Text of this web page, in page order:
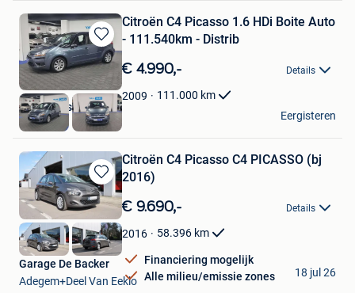
Bewaren
in
Mijn
Favorieten
Citroën C4 Picasso 1.6 HDi Boite Auto
- 111.540km - Distrib
€ 4.990,- Details
2009 111.000 km
Yan Cars srl
Fleron
Eergisteren
Bewaren
in
Favorieten
Citroën C4 Picasso C4 PICASSO (bj
2016)
€ 9.690,- Details
2016 58.396 km
Financiering mogelijk
Alle milieu/emissie zones
Garage De Backer
Adegem+Deel Van Eeklo
18 jul 26